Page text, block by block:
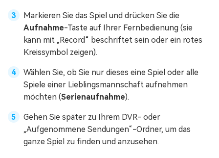
Markieren Sie das Spiel und drücken Sie die
Aufnahme-Taste auf Ihrer Fernbedienung (sie
kann mit „Record“ beschriftet sein oder ein rotes
Kreissymbol zeigen).
Wählen Sie, ob Sie nur dieses eine Spiel oder alle
Spiele einer Lieblingsmannschaft aufnehmen
möchten (Serienaufnahme).
Gehen Sie später zu Ihrem DVR- oder
„Aufgenommene Sendungen“-Ordner, um das
ganze Spiel zu finden und anzusehen.